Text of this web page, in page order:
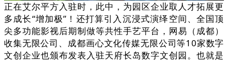
正在艾尔平方入驻时，此中，为园区企业取人才拓展更
多成长“增加极”！还打算引入沉浸式演绎空间、全国顶
尖多功能影视后期制做等共性手艺平台，网易（成都）
收集无限公司、成都画心文化传媒无限公司等10家数字
文创企业也颁布发表入驻天府长岛数字文创园。也就是